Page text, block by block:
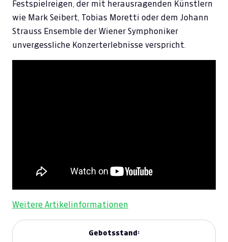
Festspielreigen, der mit herausragenden Künstlern
wie Mark Seibert, Tobias Moretti oder dem Johann
Strauss Ensemble der Wiener Symphoniker
unvergessliche Konzerterlebnisse verspricht.
Weitere Artikelinformationen
Gebotsstand: